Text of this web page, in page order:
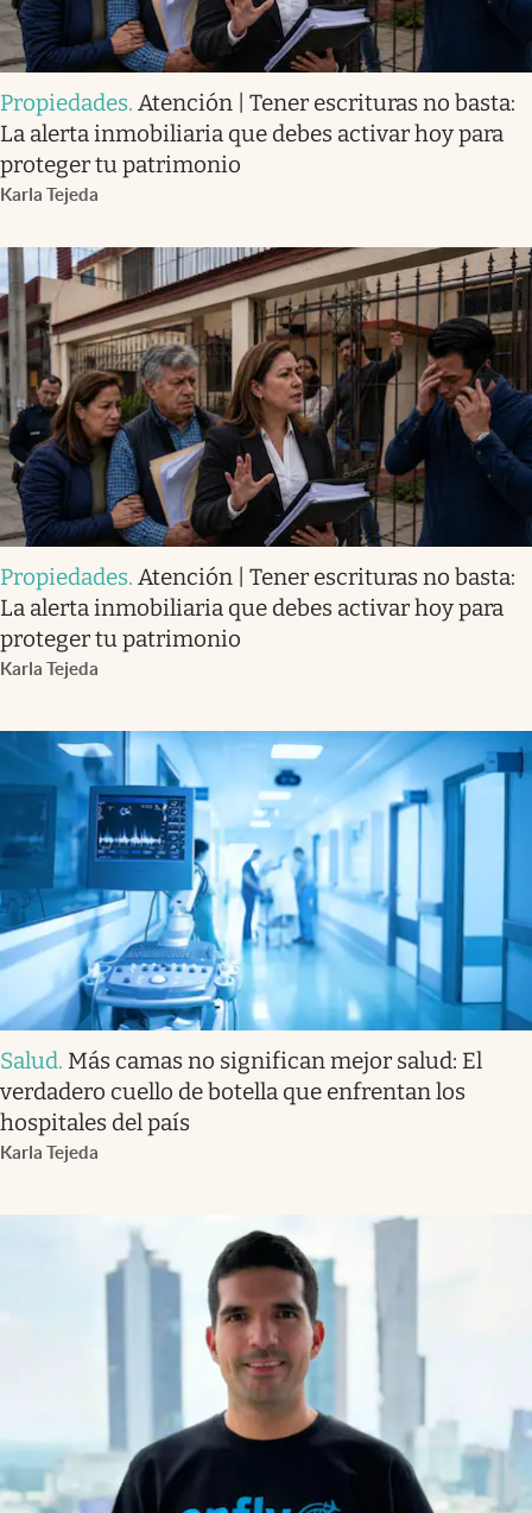
Propiedades. Atención | Tener escrituras no basta:
La alerta inmobiliaria que debes activar hoy para
proteger tu patrimonio
Karla Tejeda
Propiedades. Atención | Tener escrituras no basta:
La alerta inmobiliaria que debes activar hoy para
proteger tu patrimonio
Karla Tejeda
Salud. Más camas no significan mejor salud: El
verdadero cuello de botella que enfrentan los
hospitales del país
Karla Tejeda